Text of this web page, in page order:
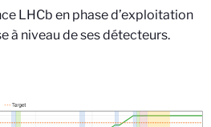
LHCb en phase d’exploitation
à niveau de ses détecteurs.